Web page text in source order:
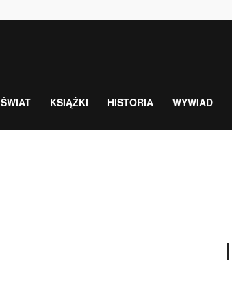
ŚWIAT KSIĄŻKI HISTORIA WYWIAD